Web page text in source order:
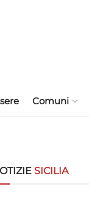
Comuni
SICILIA